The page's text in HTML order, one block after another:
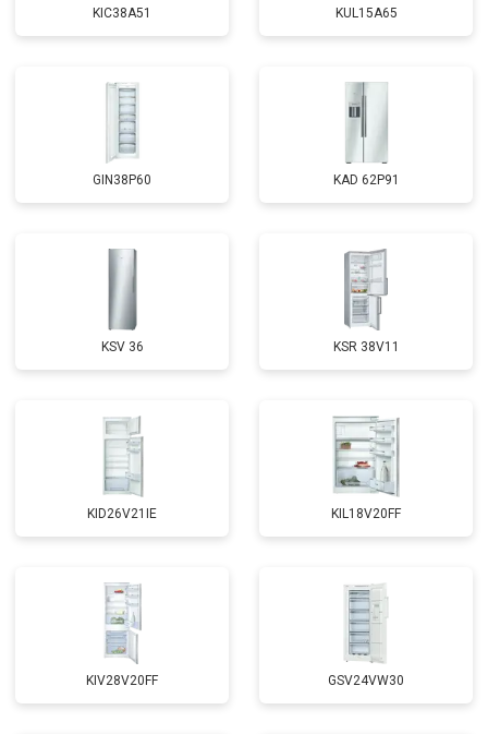
KIC38A51 KUL15A65
GIN38P60 KAD 62P91
KSV 36 KSR 38V11
KID26V21IE KIL18V20FF
KIV28V20FF GSV24VW30